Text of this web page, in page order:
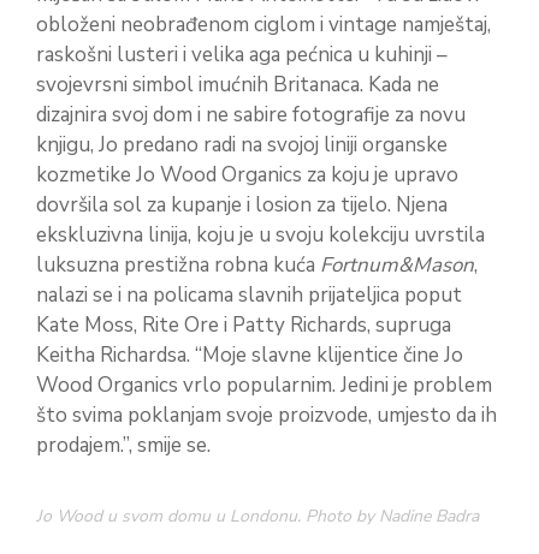
obloženi neobrađenom ciglom i vintage namještaj,
raskošni lusteri i velika aga pećnica u kuhinji –
svojevrsni simbol imućnih Britanaca. Kada ne
dizajnira svoj dom i ne sabire fotografije za novu
knjigu, Jo predano radi na svojoj liniji organske
kozmetike Jo Wood Organics za koju je upravo
dovršila sol za kupanje i losion za tijelo. Njena
ekskluzivna linija, koju je u svoju kolekciju uvrstila
luksuzna prestižna robna kuća Fortnum&Mason,
nalazi se i na policama slavnih prijateljica poput
Kate Moss, Rite Ore i Patty Richards, supruga
Keitha Richardsa. “Moje slavne klijentice čine Jo
Wood Organics vrlo popularnim. Jedini je problem
što svima poklanjam svoje proizvode, umjesto da ih
prodajem.”, smije se.
Jo Wood u svom domu u Londonu. Photo by Nadine Badra